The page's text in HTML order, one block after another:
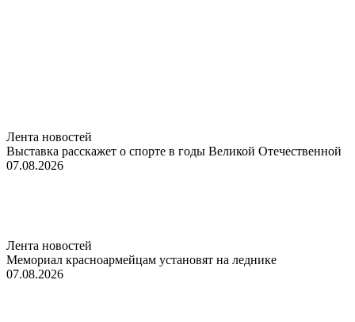
Лента новостей
Выставка расскажет о спорте в годы Великой Отечественной
07.08.2026
Лента новостей
Мемориал красноармейцам установят на леднике
07.08.2026